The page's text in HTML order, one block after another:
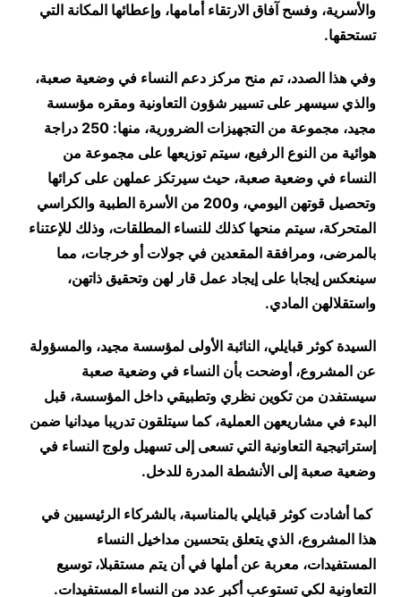
والأسرية، وفسح آفاق الارتقاء أمامها، وإعطائها المكانة التي
تستحقها.
وفي هذا الصدد، تم منح مركز دعم النساء في وضعية صعبة،
والذي سيسهر على تسيير شؤون التعاونية ومقره مؤسسة
مجيد، مجموعة من التجهيزات الضرورية، منها: 250 دراجة
هوائية من النوع الرفيع، سيتم توزيعها على مجموعة من
النساء في وضعية صعبة، حيث سيرتكز عملهن على كرائها
وتحصيل قوتهن اليومي، و200 من الأسرة الطبية والكراسي
المتحركة، سيتم منحها كذلك للنساء المطلقات، وذلك للإعتناء
بالمرضى، ومرافقة المقعدين في جولات أو خرجات، مما
سينعكس إيجابا على إيجاد عمل قار لهن وتحقيق ذاتهن،
واستقلالهن المادي.
السيدة كوثر قبايلي، النائبة الأولى لمؤسسة مجيد، والمسؤولة
عن المشروع، أوضحت بأن النساء في وضعية صعبة
سيستفدن من تكوين نظري وتطبيقي داخل المؤسسة، قبل
البدء في مشاريعهن العملية، كما سيتلقون تدريبا ميدانيا ضمن
إستراتيجية التعاونية التي تسعى إلى تسهيل ولوج النساء في
وضعية صعبة إلى الأنشطة المدرة للدخل.
كما أشادت كوثر قبايلي بالمناسبة، بالشركاء الرئيسيين في
هذا المشروع، الذي يتعلق بتحسين مداخيل النساء
المستفيدات، معربة عن أملها في أن يتم مستقبلا، توسيع
التعاونية لكي تستوعب أكبر عدد من النساء المستفيدات.